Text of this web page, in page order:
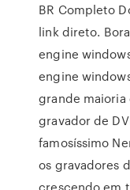
BR Completo
link direto.
engine
engine
grande maioria
gravador de
famosíssimo
os gravadores
crescendo em